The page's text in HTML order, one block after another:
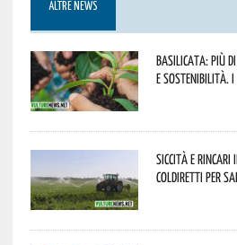
ALTRE NEWS
Basilicata: più
e sostenibilità.
Siccità e rincari
Coldiretti per